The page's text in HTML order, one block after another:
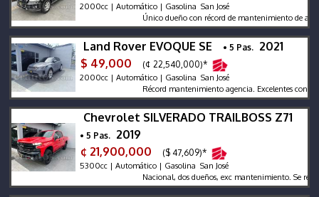
2000cc | Automático | Gasolina San José
Único dueño con récord de mantenimiento de
Land Rover EVOQUE SE • 5 Pas. 2021
$ 49,000
(¢ 22,540,000)*
2000cc | Automático | Gasolina San José
Récord mantenimiento agencia. Excelentes
Chevrolet SILVERADO TRAILBOSS Z71
• 5 Pas. 2019
¢ 21,900,000
($ 47,609)*
5300cc | Automático | Gasolina San José
Nacional, dos dueños, exc mantenimiento. Se recibe